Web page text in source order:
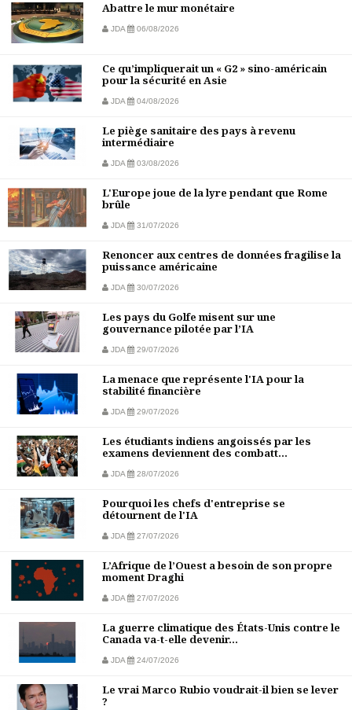
Abattre le mur monétaire
JDA 06/08/2026
Ce qu’impliquerait un « G2 » sino-américain
pour la sécurité en Asie
JDA 04/08/2026
Le piège sanitaire des pays à revenu
intermédiaire
JDA 03/08/2026
L'Europe joue de la lyre pendant que Rome
brûle
JDA 31/07/2026
Renoncer aux centres de données fragilise la
puissance américaine
JDA 30/07/2026
Les pays du Golfe misent sur une
gouvernance pilotée par l’IA
JDA 29/07/2026
La menace que représente l'IA pour la
stabilité financière
JDA 29/07/2026
Les étudiants indiens angoissés par les
examens deviennent des combatt...
JDA 28/07/2026
Pourquoi les chefs d'entreprise se
détournent de l'IA
JDA 27/07/2026
L’Afrique de l’Ouest a besoin de son propre
moment Draghi
JDA 27/07/2026
La guerre climatique des États-Unis contre le
Canada va-t-elle devenir...
JDA 24/07/2026
Le vrai Marco Rubio voudrait-il bien se lever
?